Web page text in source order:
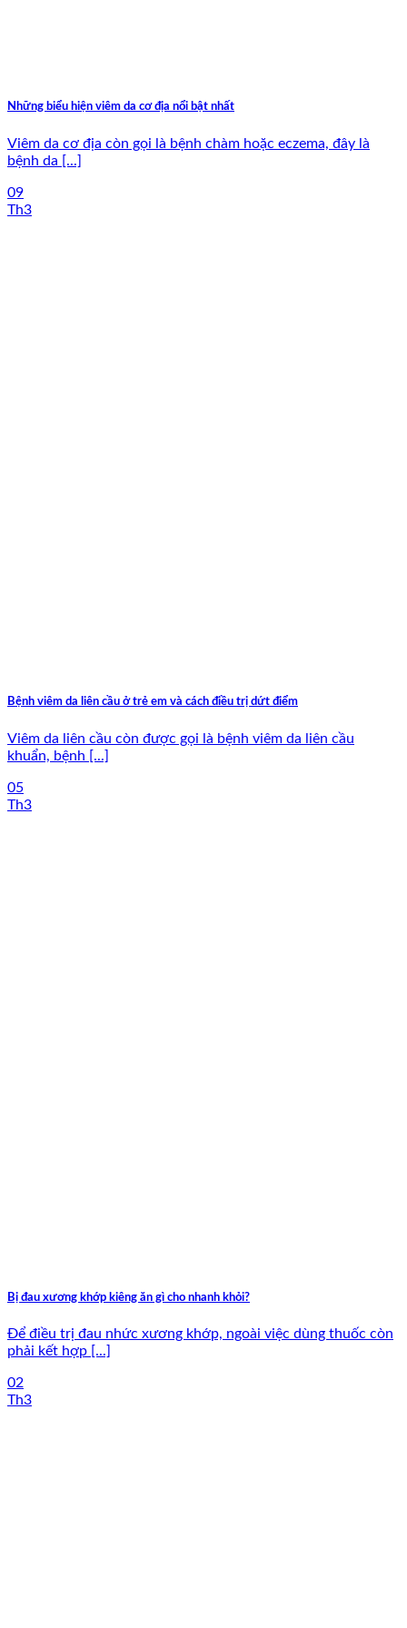
Những biểu hiện viêm da cơ địa nổi bật nhất
Viêm da cơ địa còn gọi là bệnh chàm hoặc eczema, đây là
bệnh da [...]
09
Th3
Bệnh viêm da liên cầu ở trẻ em và cách điều trị dứt điểm
Viêm da liên cầu còn được gọi là bệnh viêm da liên cầu
khuẩn, bệnh [...]
05
Th3
Bị đau xương khớp kiêng ăn gì cho nhanh khỏi?
Để điều trị đau nhức xương khớp, ngoài việc dùng thuốc còn
phải kết hợp [...]
02
Th3